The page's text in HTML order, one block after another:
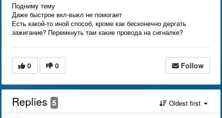
Подниму тему
Даже быстрое вкл-выкл не помогает
Есть какой-то иной способ, кроме как бесконечно дергать
зажигание? Перемкнуть там какие провода на сигналке?
0 0 Follow
Replies 5 Oldest first